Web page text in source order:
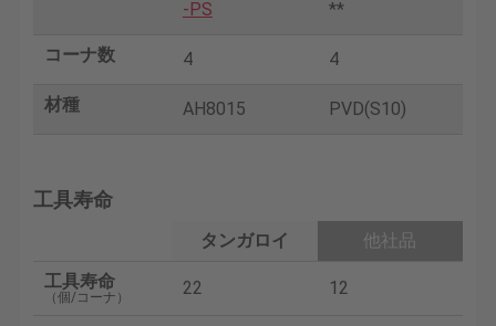
-PS
**
コーナ数 4 4
材種 AH8015 PVD(S10)
工具寿命
タンガロイ
他社品
工具寿命
（個/コーナ） 22 12